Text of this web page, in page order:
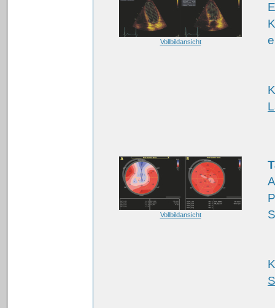
Vollbildansicht
Vollbildansicht